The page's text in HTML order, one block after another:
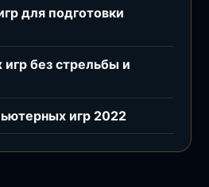
для подготовки
без стрельбы и
игр 2022